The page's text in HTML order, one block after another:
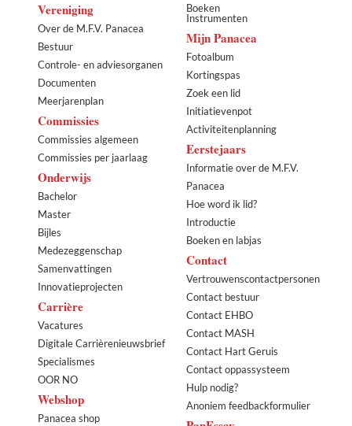
Vereniging
Over de M.F.V. Panacea
Bestuur
Controle- en adviesorganen
Documenten
Meerjarenplan
Commissies
Commissies algemeen
Commissies per jaarlaag
Onderwijs
Bachelor
Master
Bijles
Medezeggenschap
Samenvattingen
Innovatieprojecten
Carrière
Vacatures
Digitale Carrièrenieuwsbrief
Specialismes
OOR NO
Webshop
Panacea shop
Boeken
Instrumenten
Mijn Panacea
Fotoalbum
Kortingspas
Zoek een lid
Initiatievenpot
Activiteitenplanning
Eerstejaars
Informatie over de M.F.V.
Panacea
Hoe word ik lid?
Introductie
Boeken en labjas
Contact
Vertrouwenscontactpersonen
Contact bestuur
Contact EHBO
Contact MASH
Contact Hart Geruis
Contact oppassysteem
Hulp nodig?
Anoniem feedbackformulier